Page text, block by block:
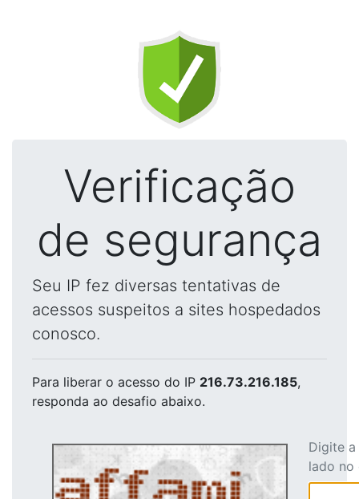
Verificação
de segurança
Seu IP fez diversas tentativas de
acessos suspeitos a sites hospedados
conosco.
Para liberar o acesso do IP 216.73.216.185,
responda ao desafio abaixo.
Digite
lado no